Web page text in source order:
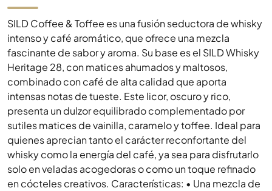
SILD Coffee & Toffee es una fusión seductora de whisky
intenso y café aromático, que ofrece una mezcla
fascinante de sabor y aroma. Su base es el SILD Whisky
Heritage 28, con matices ahumados y maltosos,
combinado con café de alta calidad que aporta
intensas notas de tueste. Este licor, oscuro y rico,
presenta un dulzor equilibrado complementado por
sutiles matices de vainilla, caramelo y toffee. Ideal para
quienes aprecian tanto el carácter reconfortante del
whisky como la energía del café, ya sea para disfrutarlo
solo en veladas acogedoras o como un toque refinado
en cócteles creativos. Características: • Una mezcla de